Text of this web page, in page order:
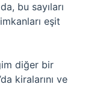
bu sayıları
eşit
diğer bir
kiralarını ve